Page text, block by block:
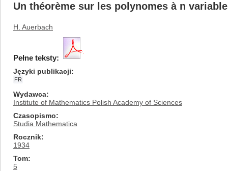
Un théorème sur les polynomes à n
H. Auerbach
Pełne teksty:
Języki publikacji
FR
Wydawca
Institute of Mathematics Polish Academy of Sciences
Czasopismo
Studia Mathematica
Rocznik
1934
Tom
5